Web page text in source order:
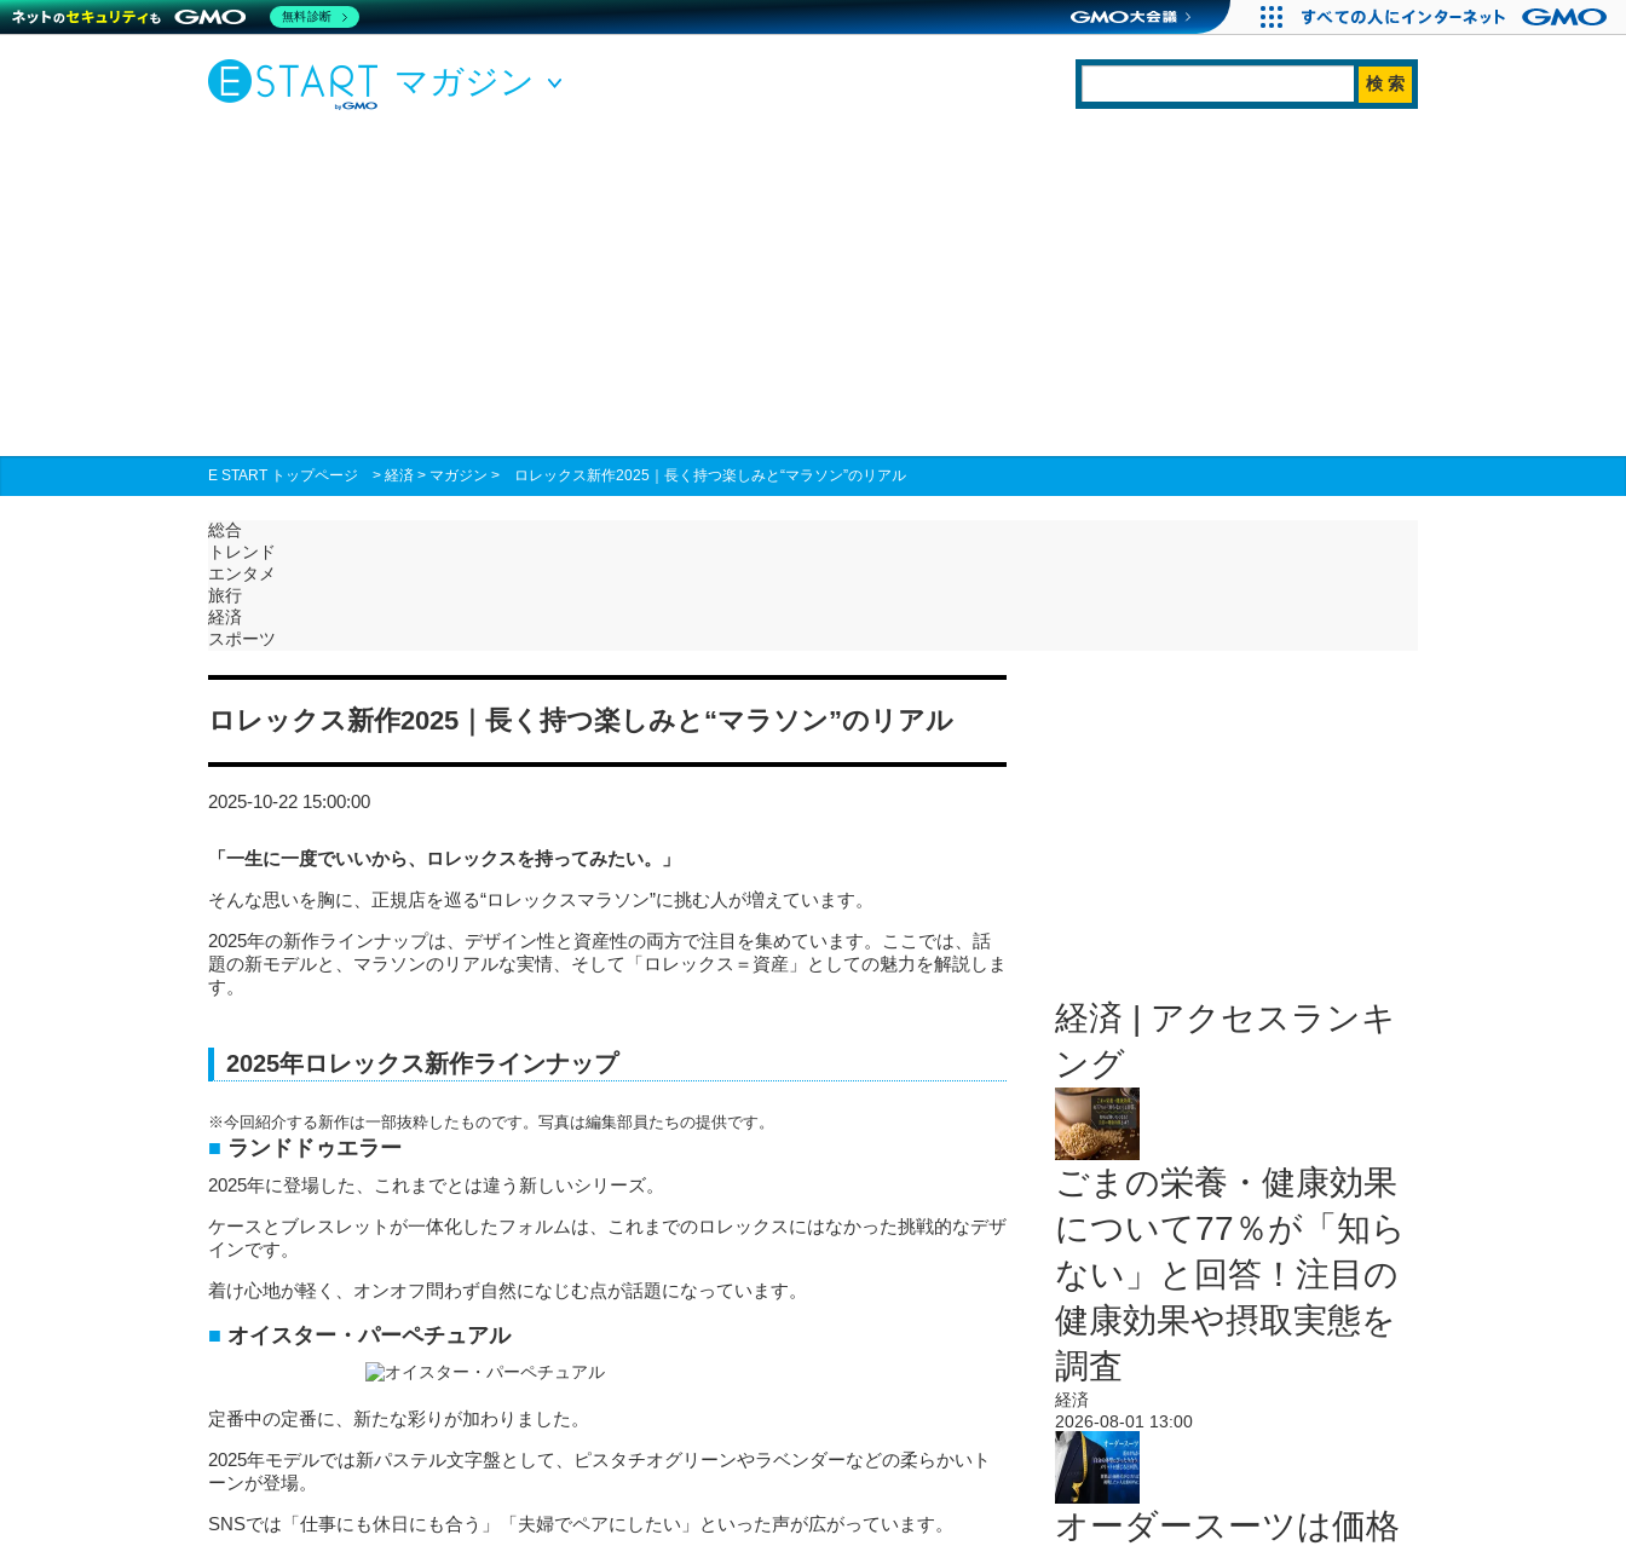
マガジン
E START トップページ > 経済 > マガジン > ロレックス新作2025｜長く持つ楽しみと“マラソン”のリアル
総合
トレンド
エンタメ
旅行
経済
スポーツ
ロレックス新作2025｜長く持つ楽しみと“マラソン”のリアル
2025-10-22 15:00:00
「一生に一度でいいから、ロレックスを持ってみたい。」
そんな思いを胸に、正規店を巡る“ロレックスマラソン”に挑む人が増えています。
2025年の新作ラインナップは、デザイン性と資産性の両方で注目を集めています。ここでは、話
題の新モデルと、マラソンのリアルな実情、そして「ロレックス＝資産」としての魅力を解説しま
す。
2025年ロレックス新作ラインナップ
※今回紹介する新作は一部抜粋したものです。写真は編集部員たちの提供です。
ランドドゥエラー
2025年に登場した、これまでとは違う新しいシリーズ。
ケースとブレスレットが一体化したフォルムは、これまでのロレックスにはなかった挑戦的なデザ
インです。
着け心地が軽く、オンオフ問わず自然になじむ点が話題になっています。
オイスター・パーペチュアル
定番中の定番に、新たな彩りが加わりました。
2025年モデルでは新パステル文字盤として、ピスタチオグリーンやラベンダーなどの柔らかいト
ーンが登場。
SNSでは「仕事にも休日にも合う」「夫婦でペアにしたい」といった声が広がっています。
経済 | アクセスランキ
ング
ごまの栄養・健康効果
について77％が「知ら
ない」と回答！注目の
健康効果や摂取実態を
調査
経済
2026-08-01 13:00
オーダースーツは価格
無料診断